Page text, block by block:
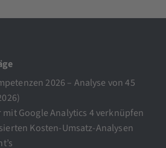
2026 – Analyse von 45
mit Google Analytics 4 verknüpfen
Kosten-Umsatz-Analysen